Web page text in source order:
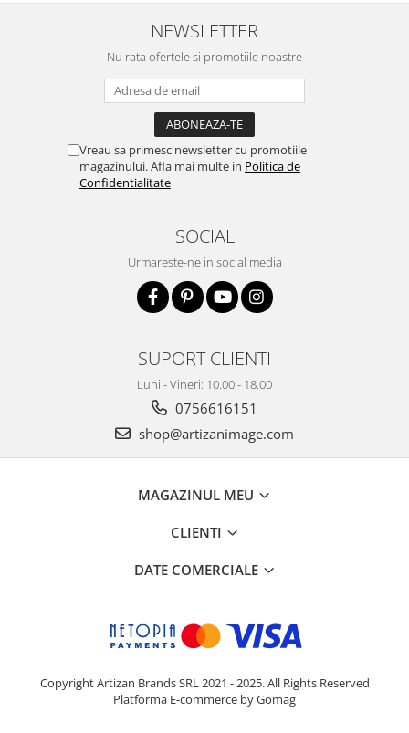
NEWSLETTER
Nu rata ofertele si promotiile noastre
Vreau sa primesc newsletter cu promotiile
magazinului. Afla mai multe in Politica de
Confidentialitate
SOCIAL
Urmareste-ne in social media
SUPORT CLIENTI
Luni - Vineri: 10.00 - 18.00
0756616151
shop@artizanimage.com
MAGAZINUL MEU
CLIENTI
DATE COMERCIALE
Copyright Artizan Brands SRL 2021 - 2025. All Rights Reserved
Platforma E-commerce by Gomag